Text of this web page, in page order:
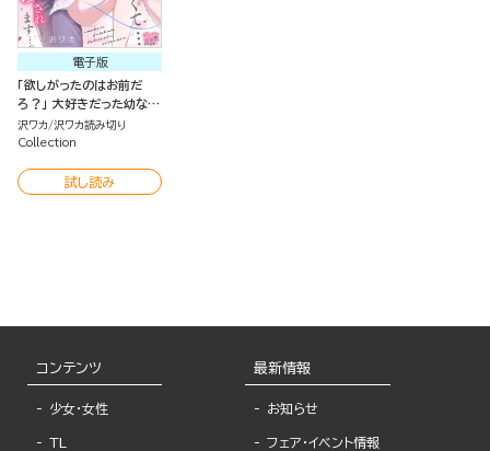
電子版
「欲しがったのはお前だ
ろ？」 大好きだった幼なじ
みは重くて太くて…抱き潰
されます…っ（単話版）
沢ワカ 沢ワカ読み切り
Collection
試し読み
コンテンツ
少女・女性
TL
最新情報
お知らせ
フェア・イベント情報